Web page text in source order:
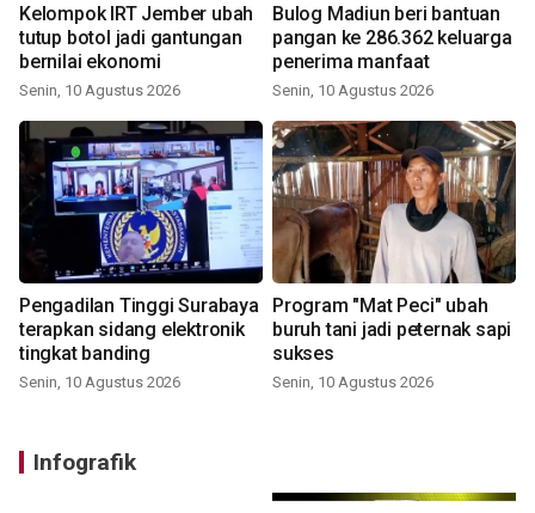
Kelompok IRT Jember ubah
tutup botol jadi gantungan
bernilai ekonomi
Senin, 10 Agustus 2026
Bulog Madiun beri bantuan
pangan ke 286.362 keluarga
penerima manfaat
Senin, 10 Agustus 2026
Pengadilan Tinggi Surabaya
terapkan sidang elektronik
tingkat banding
Senin, 10 Agustus 2026
Program "Mat Peci" ubah
buruh tani jadi peternak sapi
sukses
Senin, 10 Agustus 2026
Infografik